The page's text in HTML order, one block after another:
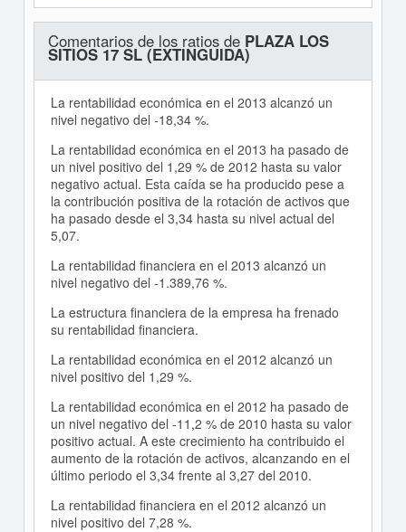
Comentarios de los ratios de PLAZA LOS
SITIOS 17 SL (EXTINGUIDA)
La rentabilidad económica en el 2013 alcanzó un
nivel negativo del -18,34 %.
La rentabilidad económica en el 2013 ha pasado de
un nivel positivo del 1,29 % de 2012 hasta su valor
negativo actual. Esta caída se ha producido pese a
la contribución positiva de la rotación de activos que
ha pasado desde el 3,34 hasta su nivel actual del
5,07.
La rentabilidad financiera en el 2013 alcanzó un
nivel negativo del -1.389,76 %.
La estructura financiera de la empresa ha frenado
su rentabilidad financiera.
La rentabilidad económica en el 2012 alcanzó un
nivel positivo del 1,29 %.
La rentabilidad económica en el 2012 ha pasado de
un nivel negativo del -11,2 % de 2010 hasta su valor
positivo actual. A este crecimiento ha contribuido el
aumento de la rotación de activos, alcanzando en el
último periodo el 3,34 frente al 3,27 del 2010.
La rentabilidad financiera en el 2012 alcanzó un
nivel positivo del 7,28 %.